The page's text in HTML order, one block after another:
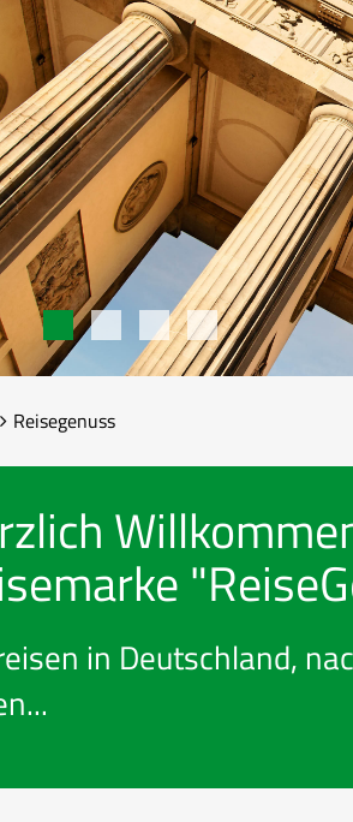
Reisegenuss
in Deutschland,